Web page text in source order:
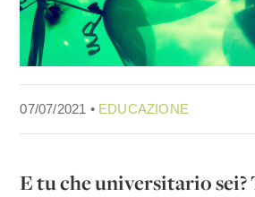
07/07/2021 • EDUCAZIONE
E tu che universitario sei?